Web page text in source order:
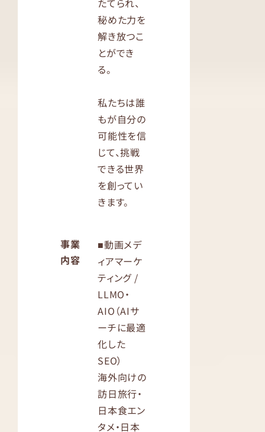
秘めた力を
解き放つこ
とができ
る。
私たちは誰
もが自分の
可能性を信
じて、挑戦
できる世界
を創ってい
きます。
事業
内容
■動画メデ
ィアマーケ
ティング /
LLMO・
AIO（AIサ
ーチに最適
化した
SEO）
海外向けの
訪日旅行・
日本食エン
タメ・日本